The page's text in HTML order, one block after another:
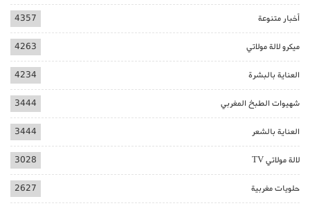
أخبار متنوعة 4357
ميكرو لالة مولاتي 4263
العناية بالبشرة 4234
شهيوات الطبخ المغربي 3444
العناية بالشعر 3444
لالة مولاتي TV 3028
حلويات مغربية 2627